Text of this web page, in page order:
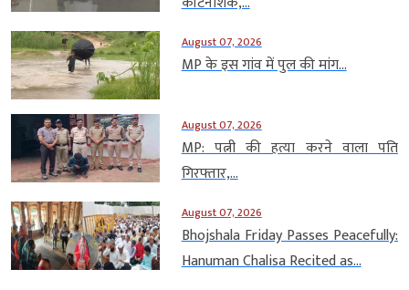
August 07, 2026
MP के इस गांव में पुल की मांग...
August 07, 2026
MP: पत्नी की हत्या करने वाला पति
गिरफ्तार,...
August 07, 2026
Bhojshala Friday Passes Peacefully:
Hanuman Chalisa Recited as...